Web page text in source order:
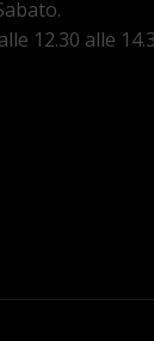
12.30 alle